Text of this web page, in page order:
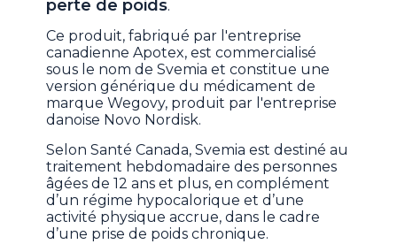
perte de poids.
Ce produit, fabriqué par l'entreprise
canadienne Apotex, est commercialisé
sous le nom de Svemia et constitue une
version générique du médicament de
marque Wegovy, produit par l'entreprise
danoise Novo Nordisk.
Selon Santé Canada, Svemia est destiné au
traitement hebdomadaire des personnes
âgées de 12 ans et plus, en complément
d’un régime hypocalorique et d’une
activité physique accrue, dans le cadre
d’une prise de poids chronique.